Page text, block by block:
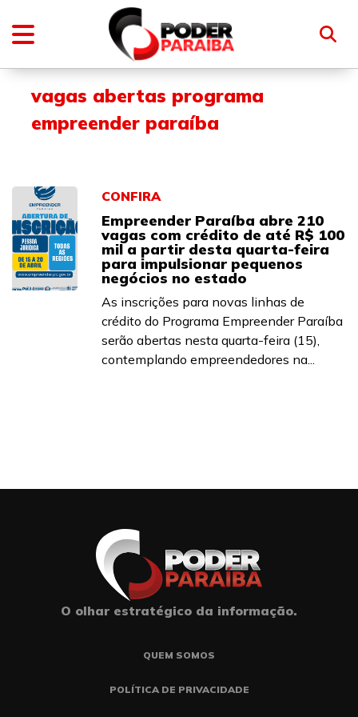
vagas abertas programa
empreender paraíba
CONFIRA
Empreender Paraíba abre 210
vagas com crédito de até R$ 100
mil a partir desta quarta-feira
para impulsionar pequenos
negócios no estado
As inscrições para novas linhas de
crédito do Programa Empreender Paraíba
serão abertas nesta quarta-feira (15),
contemplando empreendedores na...
O olhar estratégico da informação.
QUEM SOMOS
POLÍTICA DE PRIVACIDADE